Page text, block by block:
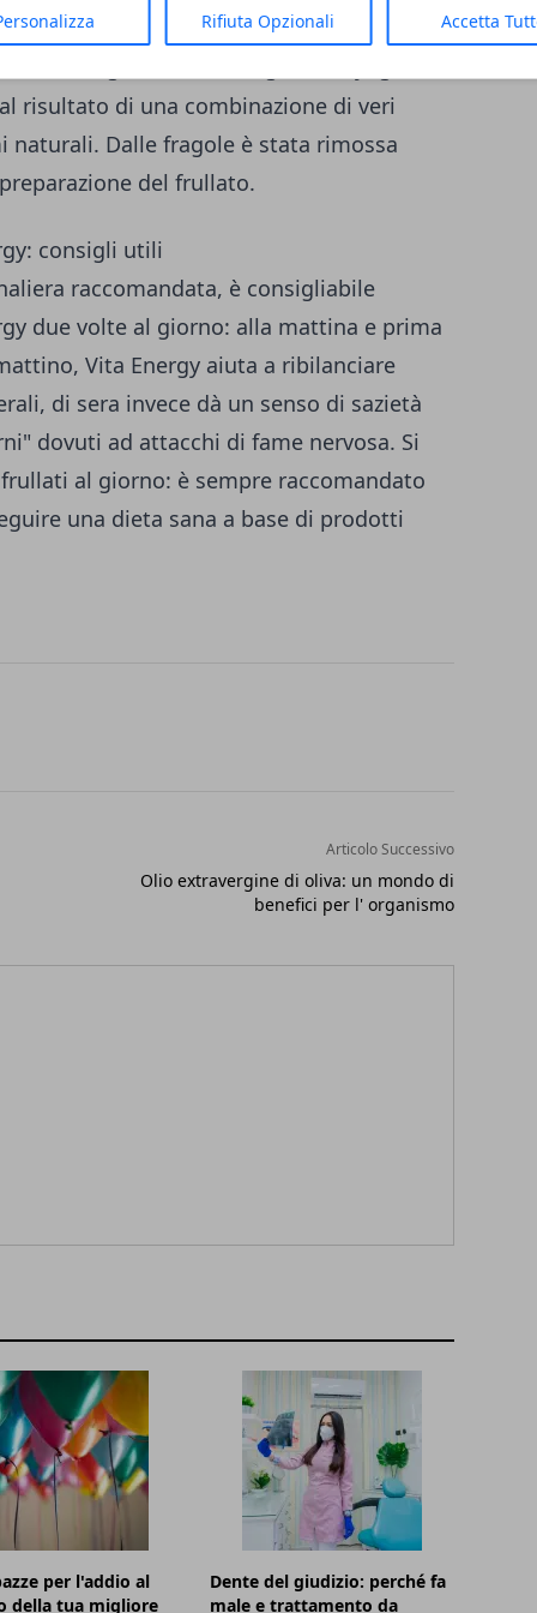
Rifiuta Opzionali Accetta
dai processi digestivi. Come risultato, il
meglio. Provalo!
risultato di una combinazione di veri
naturali. Dalle fragole è stata rimossa
del frullato.
consigli utili
raccomandata, è consigliabile
due volte al giorno: alla mattina e prima
Vita Energy aiuta a ribilanciare
di sera invece dà un senso di sazietà
dovuti ad attacchi di fame nervosa. Si
al giorno: è sempre raccomandato
una dieta sana a base di prodotti
Articolo Successivo
Olio extravergine di oliva: un mondo di
benefici per l' organismo
per l'addio al
della tua migliore
Dente del giudizio: perché fa
male e trattamento da